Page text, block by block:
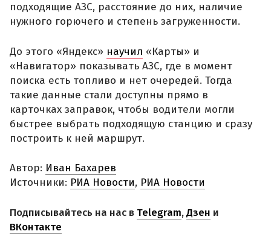
подходящие АЗС, расстояние до них, наличие
нужного горючего и степень загруженности.
До этого «Яндекс» научил «Карты» и
«Навигатор» показывать АЗС, где в момент
поиска есть топливо и нет очередей. Тогда
такие данные стали доступны прямо в
карточках заправок, чтобы водители могли
быстрее выбрать подходящую станцию и сразу
построить к ней маршрут.
Автор: Иван Бахарев
Источники: РИА Новости, РИА Новости
Подписывайтесь на нас в Telegram,Дзен и
ВКонтакте